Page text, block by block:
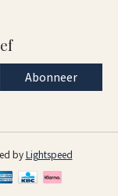
Abonneer
byLightspeed